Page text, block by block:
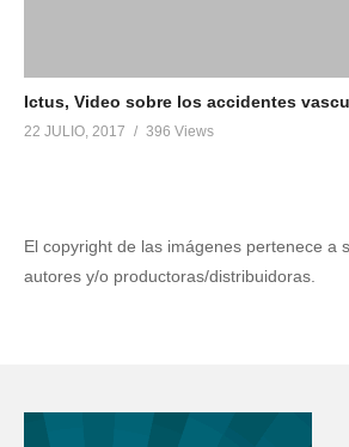
Ictus, Video sobre los accidentes
22 JULIO, 2017 396 Views
El copyright de las imágenes pertenece a
autores y/o productoras/distribuidoras.